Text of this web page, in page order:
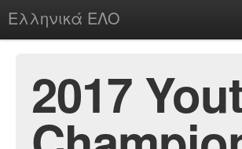
Ελληνικά ΕΛΟ
chesstu.be @ discord
2017